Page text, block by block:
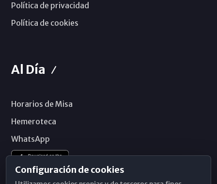
Política de privacidad
Política de cookies
Al Día
Horarios de Misa
Hemeroteca
WhatsApp
Configuración de cookies